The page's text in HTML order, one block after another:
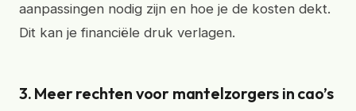
aanpassingen nodig zijn en hoe je de kosten dekt.
Dit kan je financiële druk verlagen.
3. Meer rechten voor mantelzorgers in cao’s